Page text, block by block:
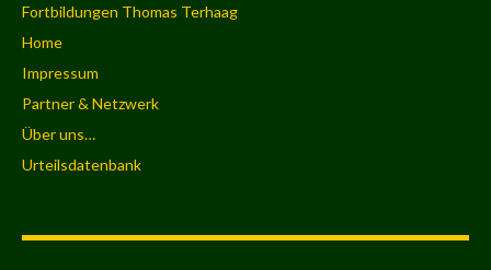
Fortbildungen Thomas Terhaag
Home
Impressum
Partner & Netzwerk
Über uns…
Urteilsdatenbank